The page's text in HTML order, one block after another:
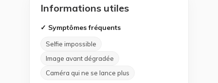
Informations utiles
✓ Symptômes fréquents
Selfie impossible
Image avant dégradée
Caméra qui ne se lance plus